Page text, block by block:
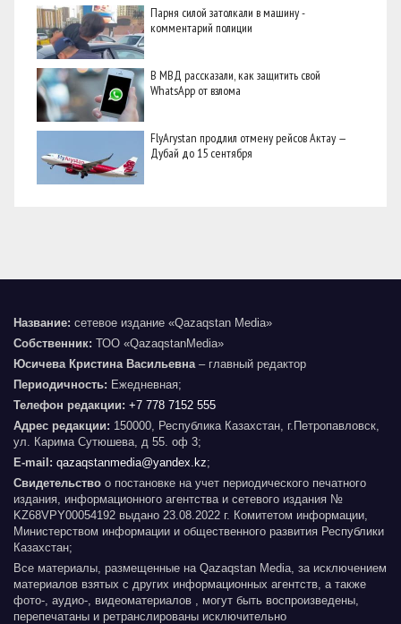
Парня силой затолкали в машину -
комментарий полиции
В МВД рассказали, как защитить свой
WhatsApp от взлома
FlyArystan продлил отмену рейсов Актау —
Дубай до 15 сентября
Название: сетевое издание «Qazaqstan Media»
Собственник: ТОО «QazaqstanMedia»
Юсичева Кристина Васильевна – главный редактор
Периодичность: Ежедневная;
Телефон редакции: +7 778 7152 555
Адрес редакции: 150000, Республика Казахстан, г.Петропавловск,
ул. Карима Сутюшева, д 55. оф 3;
E-mail: qazaqstanmedia@yandex.kz;
Свидетельство о постановке на учет периодического печатного
издания, информационного агентства и сетевого издания №
KZ68VPY00054192 выдано 23.08.2022 г. Комитетом информации,
Министерством информации и общественного развития Республики
Казахстан;
Все материалы, размещенные на Qazaqstan Media, за исключением
материалов взятых с других информационных агентств, а также
фото-, аудио-, видеоматериалов , могут быть воспроизведены,
перепечатаны и ретранслированы исключительно